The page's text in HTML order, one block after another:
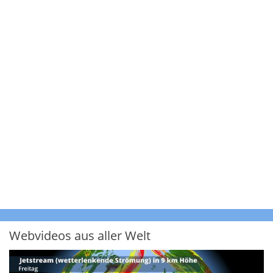
Webvideos aus aller Welt